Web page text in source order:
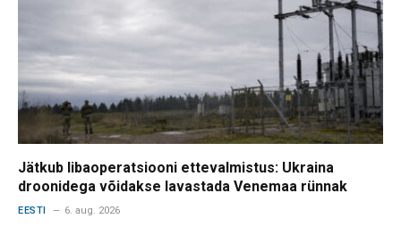
Jätkub libaoperatsiooni ettevalmistus: Ukraina
droonidega võidakse lavastada Venemaa rünnak
EESTI 6. aug. 2026